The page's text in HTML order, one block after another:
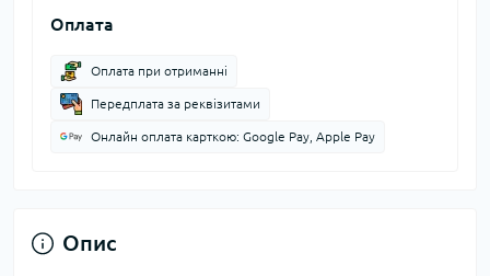
Оплата
Оплата при отриманні
Передплата за реквізитами
Онлайн оплата карткою: Google Pay, Apple Pay
Опис